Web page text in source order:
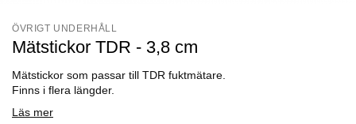
ÖVRIGT UNDERHÅLL
Mätstickor TDR - 3,8 cm
Mätstickor som passar till TDR fuktmätare.
Finns i flera längder.
Läs mer